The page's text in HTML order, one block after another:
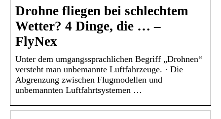
Drohne fliegen bei schlechtem
Wetter? 4 Dinge, die … –
FlyNex
Unter dem umgangssprachlichen Begriff „Drohnen“
versteht man unbemannte Luftfahrzeuge. · Die
Abgrenzung zwischen Flugmodellen und
unbemannten Luftfahrtsystemen …